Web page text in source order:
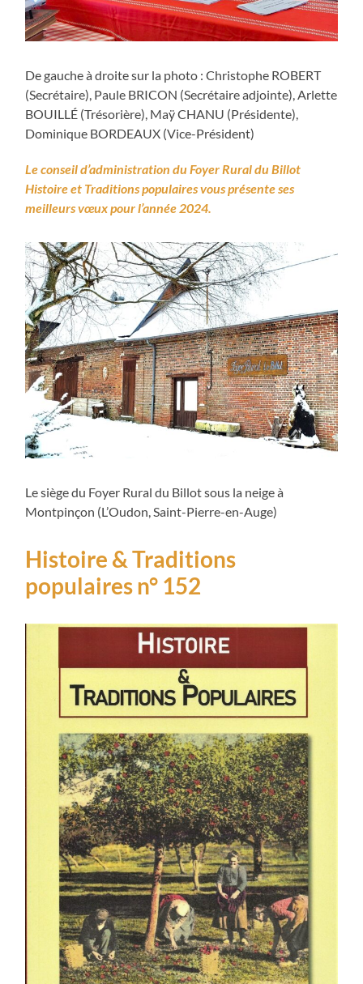
De gauche à droite sur la photo : Christophe ROBERT
(Secrétaire), Paule BRICON (Secrétaire adjointe), Arlette
BOUILLÉ (Trésorière), Maÿ CHANU (Présidente),
Dominique BORDEAUX (Vice-Président)
Le conseil d’administration du Foyer Rural du Billot
Histoire et Traditions populaires vous présente ses
meilleurs vœux pour l’année 2024.
Le siège du Foyer Rural du Billot sous la neige à
Montpinçon (L’Oudon, Saint-Pierre-en-Auge)
Histoire & Traditions
populaires n° 152